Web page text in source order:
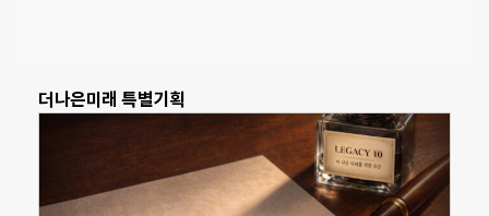
더나은미래 특별기획